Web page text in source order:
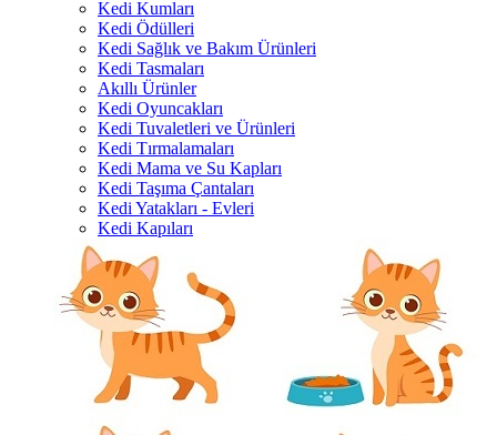
Kedi Kumları
Kedi Ödülleri
Kedi Sağlık ve Bakım Ürünleri
Kedi Tasmaları
Akıllı Ürünler
Kedi Oyuncakları
Kedi Tuvaletleri ve Ürünleri
Kedi Tırmalamaları
Kedi Mama ve Su Kapları
Kedi Taşıma Çantaları
Kedi Yatakları - Evleri
Kedi Kapıları